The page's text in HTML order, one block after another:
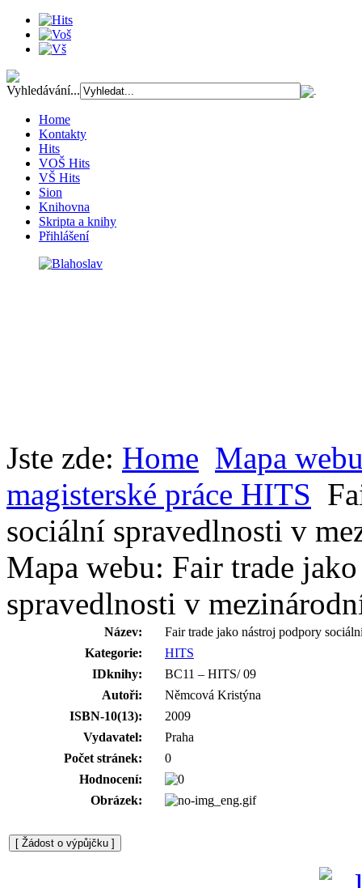
Vyhledávání...
Home
Kontakty
Hits
VOŠ Hits
VŠ Hits
Sion
Knihovna
Skripta a knihy
Přihlášení
Jste zde: Home Mapa
magisterské práce HITS
sociální spravedlnosti v
Mapa webu: Fair trade
spravedlnosti v
Název:
Fair trade jako nástroj podpory
Kategorie:
HITS
IDknihy:
BC11 – HITS/ 09
Autoři:
Němcová Kristýna
ISBN-10(13):
2009
Vydavatel:
Praha
Počet stránek:
0
Hodnocení:
Obrázek: